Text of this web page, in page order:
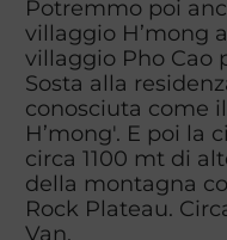
Potremmo poi
villaggio H’mong
villaggio Pho Cao
Sosta alla
conosciuta come
H’mong'. E poi la
circa 1100 mt di
della montagna
Rock Plateau.
Van.